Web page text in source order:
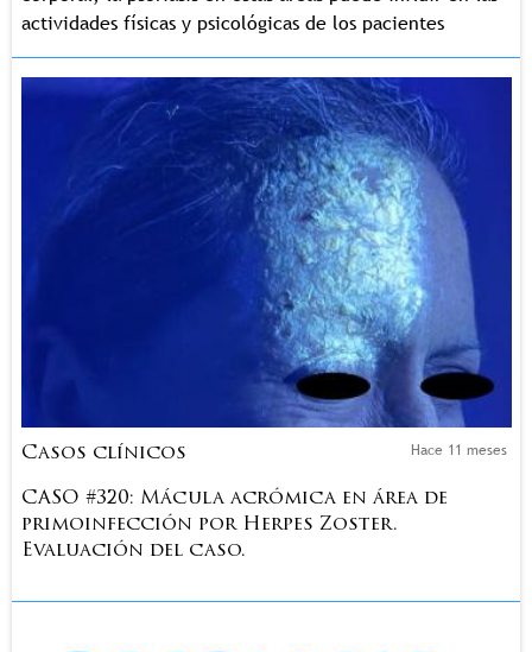
actividades físicas y psicológicas de los pacientes
Casos clínicos Hace 11 meses
CASO #320: Mácula acrómica en área de
primoinfección por Herpes Zoster.
Evaluación del caso.